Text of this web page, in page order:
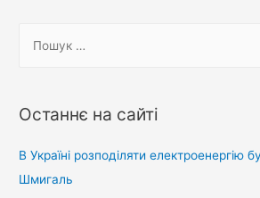
у
:
Останнє на сайті
В Україні розподіляти електроенергію
Шмигаль